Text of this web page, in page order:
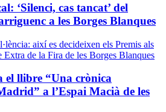
‘Silenci, cas tancat’ del
a les Borges Blanques
el llibre “Una crònica
a l’Espai Macià de les